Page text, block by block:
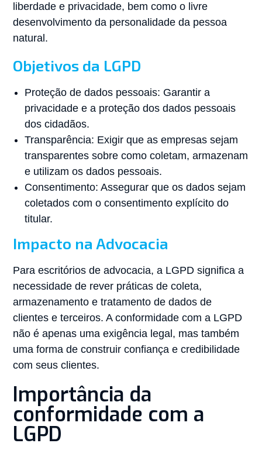
liberdade e privacidade, bem como o livre
desenvolvimento da personalidade da pessoa
natural.
Objetivos da LGPD
Proteção de dados pessoais: Garantir a
privacidade e a proteção dos dados pessoais
dos cidadãos.
Transparência: Exigir que as empresas sejam
transparentes sobre como coletam, armazenam
e utilizam os dados pessoais.
Consentimento: Assegurar que os dados sejam
coletados com o consentimento explícito do
titular.
Impacto na Advocacia
Para escritórios de advocacia, a LGPD significa a
necessidade de rever práticas de coleta,
armazenamento e tratamento de dados de
clientes e terceiros. A conformidade com a LGPD
não é apenas uma exigência legal, mas também
uma forma de construir confiança e credibilidade
com seus clientes.
Importância da
conformidade com a
LGPD